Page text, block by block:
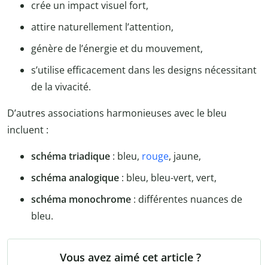
crée un impact visuel fort,
attire naturellement l’attention,
génère de l’énergie et du mouvement,
s’utilise efficacement dans les designs nécessitant
de la vivacité.
D’autres associations harmonieuses avec le bleu
incluent :
schéma triadique : bleu, rouge, jaune,
schéma analogique : bleu, bleu-vert, vert,
schéma monochrome : différentes nuances de
bleu.
Vous avez aimé cet article ?